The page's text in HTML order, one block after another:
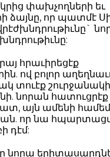
փախչողների եւ
ձայնը, որ պատմէ
հրաւիրեցէք
ով բոլոր
տուէք
նորան
այն ամենի
որ նա
դէմ:
նորա